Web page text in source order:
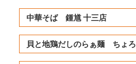
中華そば 鍾馗 十三店
貝と地鶏だしのらぁ麺 ちょろ